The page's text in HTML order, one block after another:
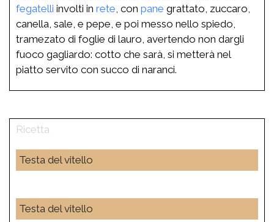
fegatelli involti in rete , con pane grattato, zuccaro,
canella, sale, e pepe, e poi messo nello spiedo,
tramezato di foglie di lauro, avertendo non dargli
fuoco gagliardo: cotto che sarà, si metterà nel
piatto servito con succo di naranci.
Testa del vitello
Testa del vitello